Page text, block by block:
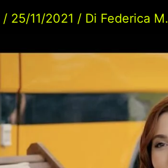
/ 25/11/2021 / Di Federica M.